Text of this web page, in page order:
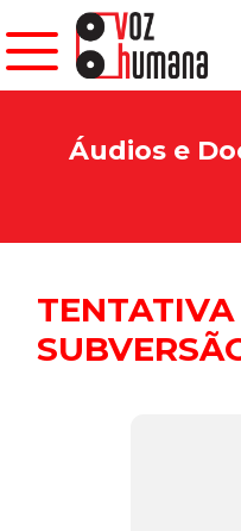
Áudios e
TENTATIVA